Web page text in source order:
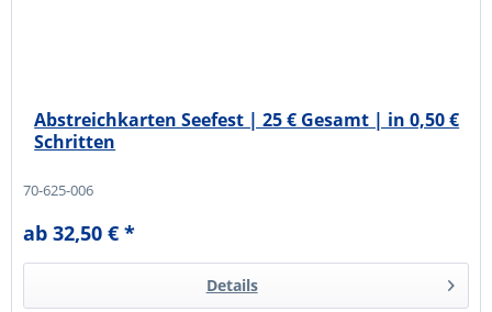
Abstreichkarten Seefest | 25 € Gesamt | in 0,50 €
Schritten
70-625-006
ab 32,50 € *
Details